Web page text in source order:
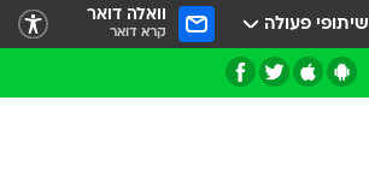
שיתופי פעולה וואלה דואר
קרא דואר